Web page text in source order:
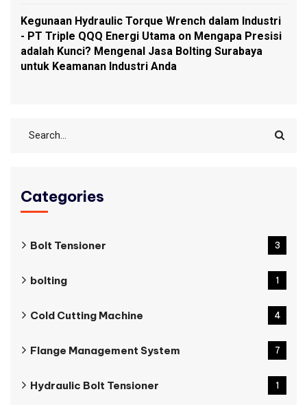
Kegunaan Hydraulic Torque Wrench dalam Industri
- PT Triple QQQ Energi Utama on Mengapa Presisi
adalah Kunci? Mengenal Jasa Bolting Surabaya
untuk Keamanan Industri Anda
Categories
Bolt Tensioner 3
bolting 1
Cold Cutting Machine 4
Flange Management System 7
Hydraulic Bolt Tensioner 1